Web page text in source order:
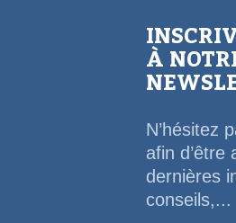
À
N’hésitez
afin d’être
dernières
conseils,...